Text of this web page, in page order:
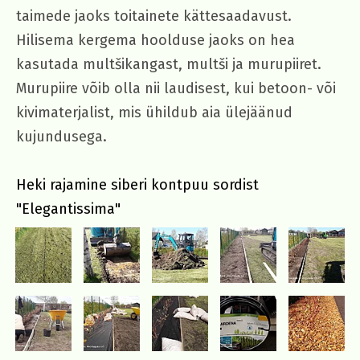
taimede jaoks toitainete kättesaadavust.
Hilisema kergema hoolduse jaoks on hea
kasutada multšikangast, multši ja murupiiret.
Murupiire võib olla nii laudisest, kui betoon- või
kivimaterjalist, mis ühildub aia ülejäänud
kujundusega.
Heki rajamine siberi kontpuu sordist
"Elegantissima"